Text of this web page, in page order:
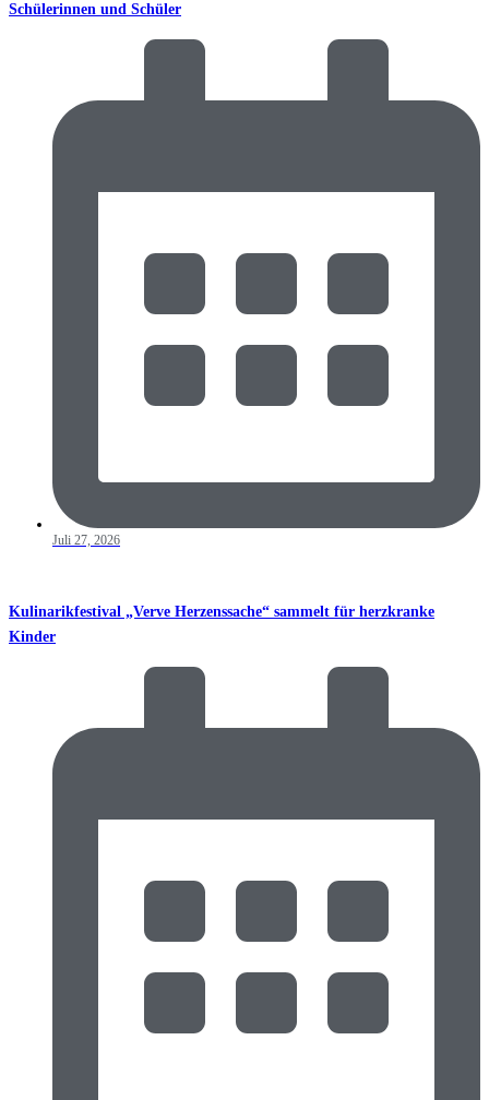
Schülerinnen und Schüler
Juli 27, 2026
Kulinarikfestival „Verve Herzenssache“ sammelt für herzkranke
Kinder